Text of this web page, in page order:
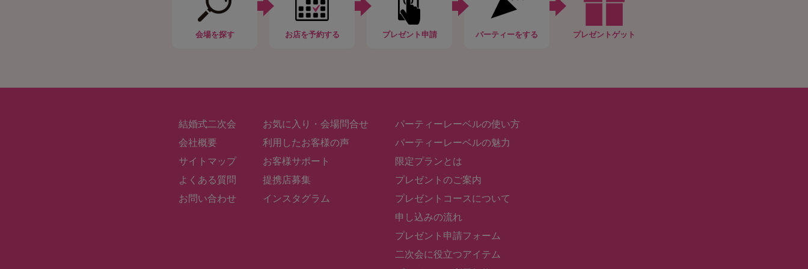
会場を探す お店を予約する プレゼント申請 パーティーをする プレゼントゲット
結婚式二次会
会社概要
サイトマップ
よくある質問
お問い合わせ
お気に入り・会場問合せ
利用したお客様の声
お客様サポート
提携店募集
インスタグラム
パーティーレーベルの使い方
パーティーレーベルの魅力
限定プランとは
プレゼントのご案内
プレゼントコースについて
申し込みの流れ
プレゼント申請フォーム
二次会に役立つアイテム